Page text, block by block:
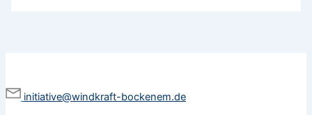
initiative@windkraft-bockenem.de